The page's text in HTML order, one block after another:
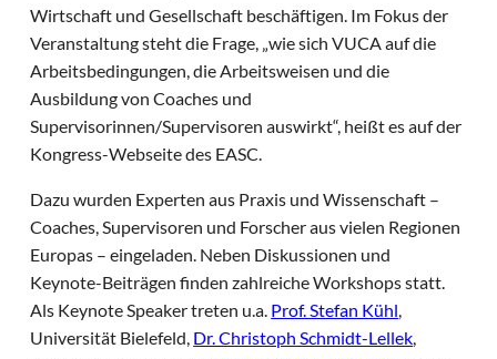
Wirtschaft und Gesellschaft beschäftigen. Im Fokus der
Veranstaltung steht die Frage, „wie sich VUCA auf die
Arbeitsbedingungen, die Arbeitsweisen und die
Ausbildung von Coaches und
Supervisorinnen/Supervisoren auswirkt“, heißt es auf der
Kongress-Webseite des EASC.
Dazu wurden Experten aus Praxis und Wissenschaft –
Coaches, Supervisoren und Forscher aus vielen Regionen
Europas – eingeladen. Neben Diskussionen und
Keynote-Beiträgen finden zahlreiche Workshops statt.
Als Keynote Speaker treten u.a. Prof. Stefan Kühl,
Universität Bielefeld, Dr. Christoph Schmidt-Lellek,